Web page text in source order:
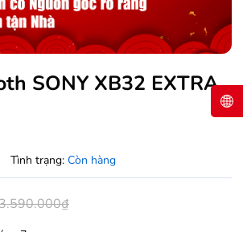
SONY XB32 EXTRA
Tình trạng: Còn hàng